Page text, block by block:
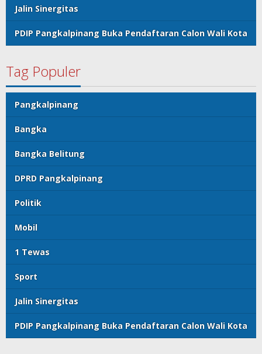
Jalin Sinergitas
PDIP Pangkalpinang Buka Pendaftaran Calon Wali Kota
Tag Populer
Pangkalpinang
Bangka
Bangka Belitung
DPRD Pangkalpinang
Politik
Mobil
1 Tewas
Sport
Jalin Sinergitas
PDIP Pangkalpinang Buka Pendaftaran Calon Wali Kota